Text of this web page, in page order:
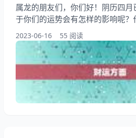
属龙的朋友们，你们好！阴历四
于你们的运势会有怎样的影响呢？
否想要了解一下自己在这个月的运
你们详细解读属龙阴历四月的运
们，让你们在这个月里龙行天下，
运方面 属龙的朋友们在阴历四月
错。这个月里，你们的财运会有
增加。需要注意的是，虽然财运不
心，要保持理性
2023-06-16 55 阅读